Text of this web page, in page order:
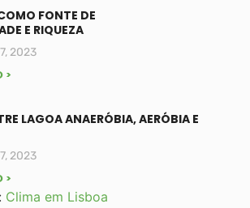
FONTE DE
E RIQUEZA
2023
>
LAGOA ANAERÓBIA, AERÓBIA E
2023
>
Clima em Lisboa